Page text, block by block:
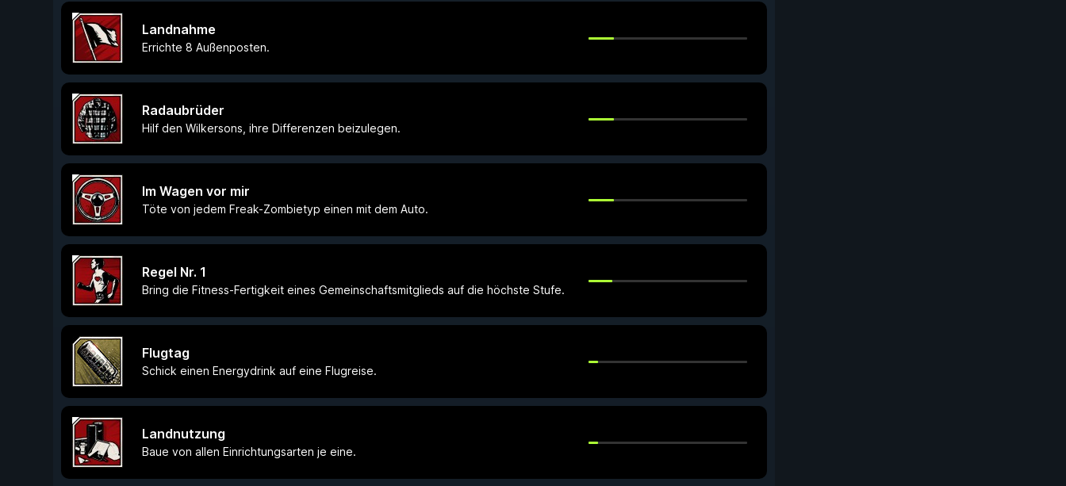
Landnahme
Errichte 8 Außenposten.
Radaubrüder
Hilf den Wilkersons, ihre Differenzen beizulegen.
Im Wagen vor mir
Töte von jedem Freak-Zombietyp einen mit dem Auto.
Regel Nr. 1
Bring die Fitness-Fertigkeit eines Gemeinschaftsmitglieds auf die höchste Stufe.
Flugtag
Schick einen Energydrink auf eine Flugreise.
Landnutzung
Baue von allen Einrichtungsarten je eine.